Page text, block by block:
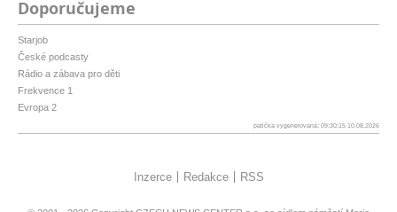
Doporučujeme
Starjob
České podcasty
Rádio a zábava pro děti
Frekvence 1
Evropa 2
patička vygenerovaná: 09:30:15 10.08.2026
Inzerce Redakce RSS